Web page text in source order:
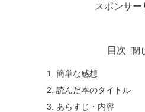
スポンサー
目次
簡単な感想
読んだ本のタイトル
あらすじ・内容